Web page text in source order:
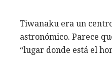
Tiwanaku era un
astronómico. Parece
“lugar donde está el